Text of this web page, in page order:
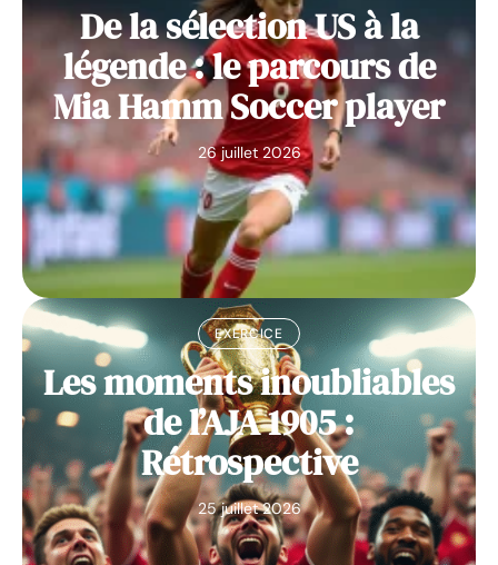
De la sélection US à la
légende : le parcours de
Mia Hamm Soccer player
26 juillet 2026
EXERCICE
Les moments inoubliables
de l’AJA 1905 :
Rétrospective
25 juillet 2026